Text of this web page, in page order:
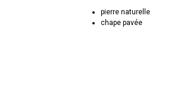
pierre naturelle
chape pavée